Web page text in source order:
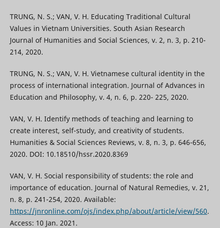
TRUNG, N. S.; VAN, V. H. Educating Traditional Cultural
Values in Vietnam Universities. South Asian Research
Journal of Humanities and Social Sciences, v. 2, n. 3, p. 210-
214, 2020.
TRUNG, N. S.; VAN, V. H. Vietnamese cultural identity in the
process of international integration. Journal of Advances in
Education and Philosophy, v. 4, n. 6, p. 220- 225, 2020.
VAN, V. H. Identify methods of teaching and learning to
create interest, self-study, and creativity of students.
Humanities & Social Sciences Reviews, v. 8, n. 3, p. 646-656,
2020. DOI: 10.18510/hssr.2020.8369
VAN, V. H. Social responsibility of students: the role and
importance of education. Journal of Natural Remedies, v. 21,
n. 8, p. 241-254, 2020. Available:
https://jnronline.com/ojs/index.php/about/article/view/560.
Access: 10 Jan. 2021.